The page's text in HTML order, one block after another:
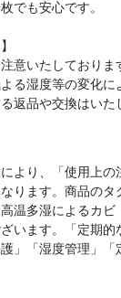
でも安心です。
意いたしており
る湿度等の変化
返品や交換はいた
より、「使用上
ります。商品の
温多湿によるカ
います。「定期
護」「湿度管理」